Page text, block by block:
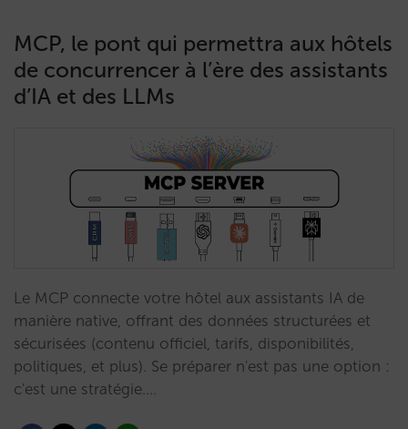
MCP, le pont qui permettra aux hôtels
de concurrencer à l’ère des assistants
d’IA et des LLMs
Le MCP connecte votre hôtel aux assistants IA de
manière native, offrant des données structurées et
sécurisées (contenu officiel, tarifs, disponibilités,
politiques, et plus). Se préparer n'est pas une option :
c'est une stratégie.…